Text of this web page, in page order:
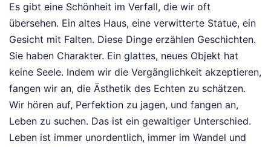
Es gibt eine Schönheit im Verfall, die wir oft
übersehen. Ein altes Haus, eine verwitterte Statue, ein
Gesicht mit Falten. Diese Dinge erzählen Geschichten.
Sie haben Charakter. Ein glattes, neues Objekt hat
keine Seele. Indem wir die Vergänglichkeit akzeptieren,
fangen wir an, die Ästhetik des Echten zu schätzen.
Wir hören auf, Perfektion zu jagen, und fangen an,
Leben zu suchen. Das ist ein gewaltiger Unterschied.
Leben ist immer unordentlich, immer im Wandel und